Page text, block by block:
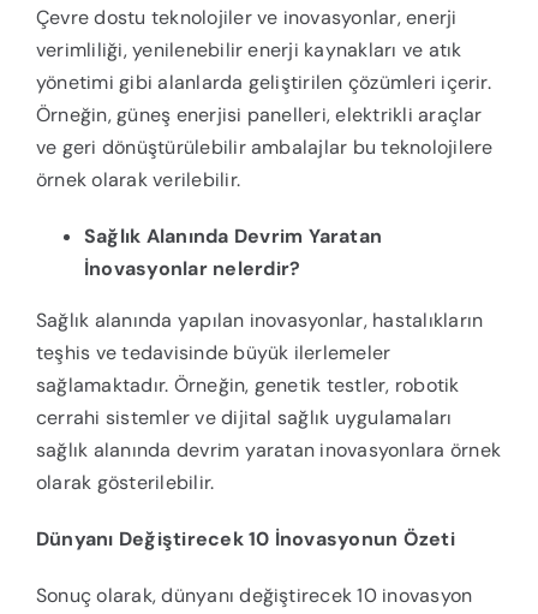
Çevre dostu teknolojiler ve inovasyonlar, enerji
verimliliği, yenilenebilir enerji kaynakları ve atık
yönetimi gibi alanlarda geliştirilen çözümleri içerir.
Örneğin, güneş enerjisi panelleri, elektrikli araçlar
ve geri dönüştürülebilir ambalajlar bu teknolojilere
örnek olarak verilebilir.
Sağlık Alanında Devrim Yaratan
İnovasyonlar nelerdir?
Sağlık alanında yapılan inovasyonlar, hastalıkların
teşhis ve tedavisinde büyük ilerlemeler
sağlamaktadır. Örneğin, genetik testler, robotik
cerrahi sistemler ve dijital sağlık uygulamaları
sağlık alanında devrim yaratan inovasyonlara örnek
olarak gösterilebilir.
Dünyanı Değiştirecek 10 İnovasyonun Özeti
Sonuç olarak, dünyanı değiştirecek 10 inovasyon